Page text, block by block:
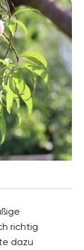
richtig
dazu